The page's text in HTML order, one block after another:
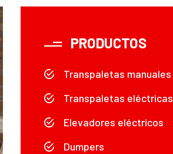
PRODUCTOS
Transpaletas manuales
Transpaletas eléctricas
Elevadores eléctricos
Dumpers